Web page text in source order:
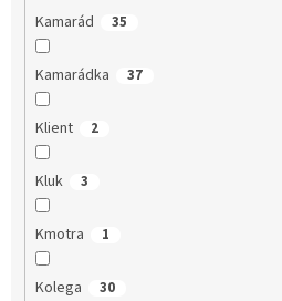
Kamarád 35
Kamarádka 37
Klient 2
Kluk 3
Kmotra 1
Kolega 30